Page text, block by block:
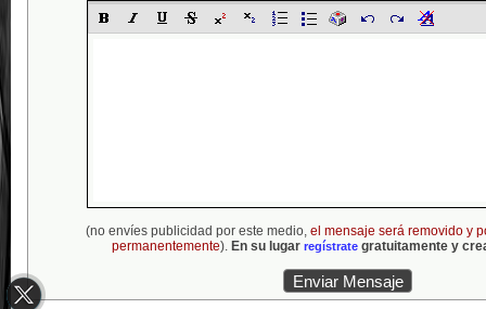
(no envíes publicidad por este medio, el mensaje será removido y
permanentemente). En su lugar regístrategratuitamente y